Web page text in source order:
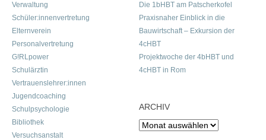
Verwaltung
Schüler:innenvertretung
Elternverein
Personalvertretung
G!RLpower
Schulärztin
Vertrauenslehrer:innen
Jugendcoaching
Schulpsychologie
Bibliothek
Versuchsanstalt
Die 1bHBT am Patscherkofel
Praxisnaher Einblick in die
Bauwirtschaft – Exkursion der
4cHBT
Projektwoche der 4bHBT und
4cHBT in Rom
ARCHIV
Archiv